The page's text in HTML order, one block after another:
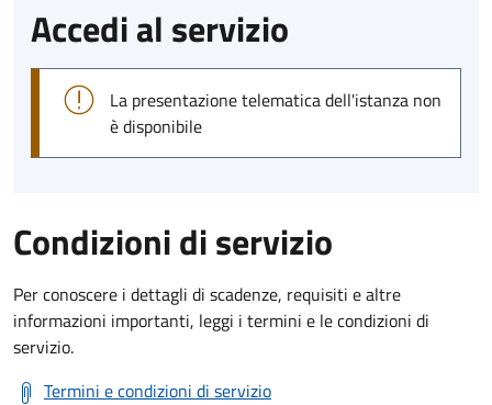
Accedi al servizio
La presentazione telematica dell'istanza non
è disponibile
Condizioni di servizio
Per conoscere i dettagli di scadenze, requisiti e altre
informazioni importanti, leggi i termini e le condizioni di
servizio.
Termini e condizioni di servizio